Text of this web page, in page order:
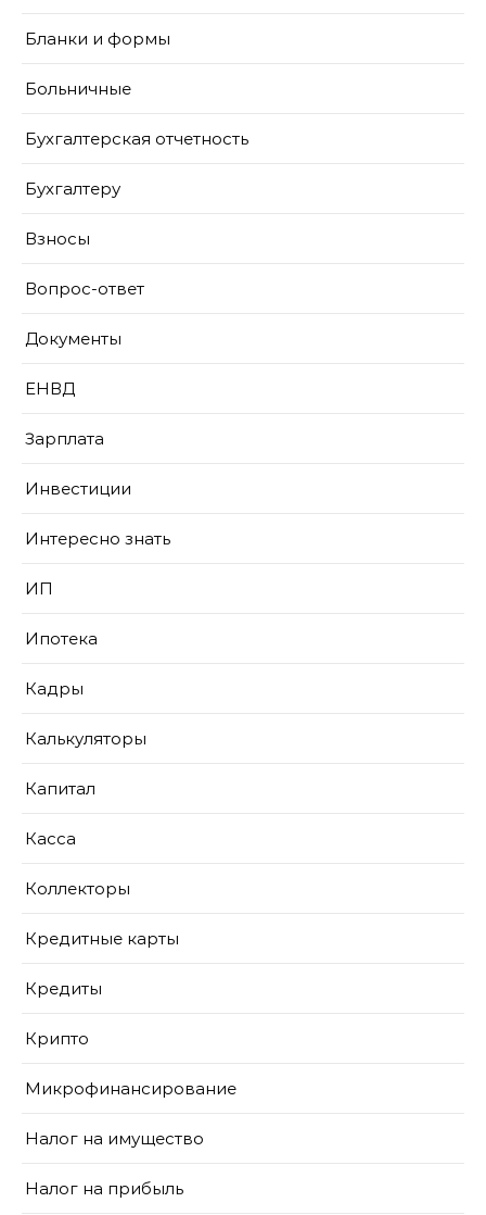
Бланки и формы
Больничные
Бухгалтерская отчетность
Бухгалтеру
Взносы
Вопрос-ответ
Документы
ЕНВД
Зарплата
Инвестиции
Интересно знать
ИП
Ипотека
Кадры
Калькуляторы
Капитал
Касса
Коллекторы
Кредитные карты
Кредиты
Крипто
Микрофинансирование
Налог на имущество
Налог на прибыль